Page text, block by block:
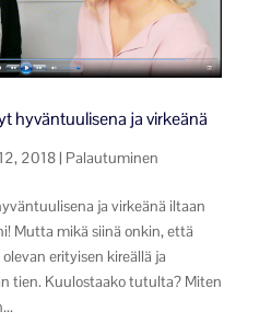
hyväntuulisena ja virkeänä
2018| Palautuminen
ja virkeänä iltaan
Mutta mikä siinä onkin, että
erityisen kireällä ja
tien. Kuulostaako tutulta? Miten